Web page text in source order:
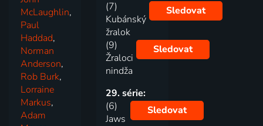
McLaughlin,
Paul
Haddad,
Norman
Anderson,
Rob Burk,
Lorraine
Markus,
Adam
(7)
Kubánský
žralok
Sledovat
(9)
Žraloci
nindža
Sledovat
29. série:
(6)
Jaws
Sledovat